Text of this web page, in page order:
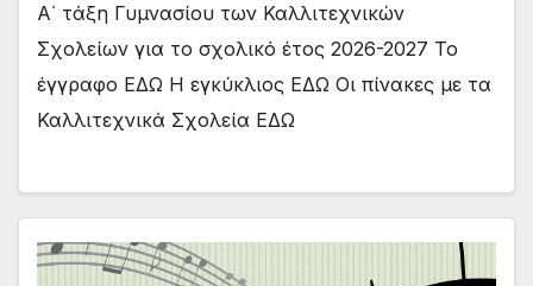
Α΄ τάξη Γυμνασίου των Καλλιτεχνικών
Σχολείων για το σχολικό έτος 2026-2027 Το
έγγραφο ΕΔΩ Η εγκύκλιος ΕΔΩ Οι πίνακες με τα
Καλλιτεχνικά Σχολεία ΕΔΩ